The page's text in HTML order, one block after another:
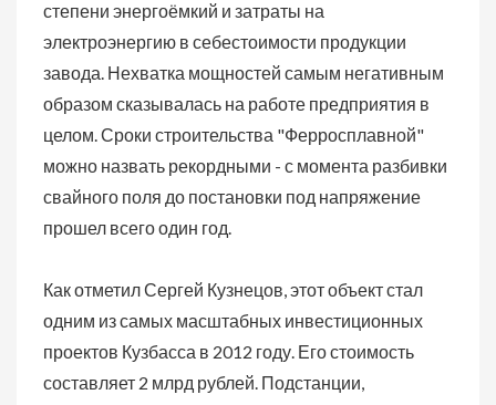
степени энергоёмкий и затраты на
электроэнергию в себестоимости продукции
завода. Нехватка мощностей самым негативным
образом сказывалась на работе предприятия в
целом. Сроки строительства "Ферросплавной"
можно назвать рекордными - с момента разбивки
свайного поля до постановки под напряжение
прошел всего один год.
Как отметил Сергей Кузнецов, этот объект стал
одним из самых масштабных инвестиционных
проектов Кузбасса в 2012 году. Его стоимость
составляет 2 млрд рублей. Подстанции,